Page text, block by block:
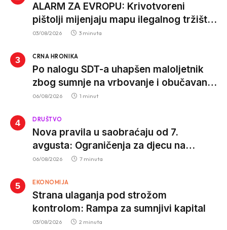
ALARM ZA EVROPU: Krivotvoreni
pištolji mijenjaju mapu ilegalnog tržišta,
istrage ukazuju na proizvodnju van EU
03/08/2026 3 minuta
CRNA HRONIKA
Po nalogu SDT-a uhapšen maloljetnik
zbog sumnje na vrbovanje i obučavanje
za izvršenje terorističkih djela
06/08/2026 1 minut
DRUŠTVO
Nova pravila u saobraćaju od 7.
avgusta: Ograničenja za djecu na
trotinetima i mlade vozače, veće kazne
06/08/2026 7 minuta
EKONOMIJA
Strana ulaganja pod strožom
kontrolom: Rampa za sumnjivi kapital
03/08/2026 2 minuta